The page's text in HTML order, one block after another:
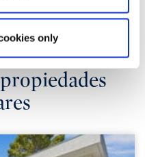
only